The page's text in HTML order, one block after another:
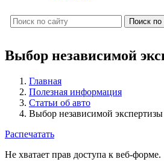
Поиск по
Выбор независимой
Главная
Полезная информация
Статьи об авто
Выбор независимой
Распечатать
Не хватает прав доступа к веб-форме.